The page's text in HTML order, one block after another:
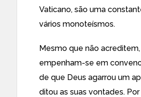
Vaticano, são uma
vários monoteísmos.
Mesmo que não
empenham-se em
de que Deus agarrou um
ditou as suas vontades.